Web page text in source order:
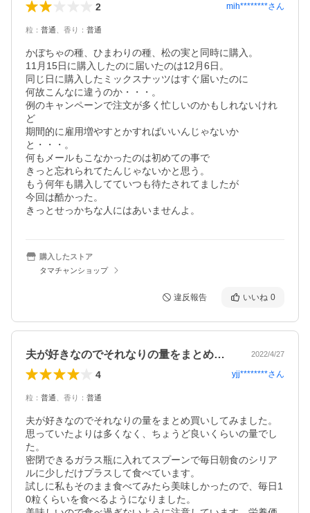
2 mih********さん
粒 ： 普通 香り ： 普通
かぼちゃの種、ひまわりの種、松の実と同時に購入。
11月15日に購入したのに届いたのは12月6日。
同じ日に購入したミックスナッツはすぐ届いたのに
何故こんなに違うのか・・・。
例のキャンペーンで注文が多く忙しいのかもしれないけれ
ど
期間的に雇用増やすとかすればいいんじゃないか
と・・・。
何もメールもこなかったのは初めての事で
きっと忘れられてたんじゃないかと思う。
もう何年も購入してていつも待たされてましたが
今回は酷かった。
きっとせっかちな人にはあいませんよ。
購入したストア
タマチャンショップ
違反報告 いいね 0
夫が好きなのでそれなりの量をまとめ買い… 2022/4/27
4 yjj********さん
粒 ： 普通 香り ： 普通
夫が好きなのでそれなりの量をまとめ買いしてみました。
思っていたよりは多くなく、ちょうど良いくらいの量でし
た。
密閉できるガラス瓶に入れてスプーンで毎日朝食のシリア
ルに少しだけプラスして食べています。
試しに私もそのまま食べてみたら美味しかったので、毎日1
0粒くらいを食べるようになりました。